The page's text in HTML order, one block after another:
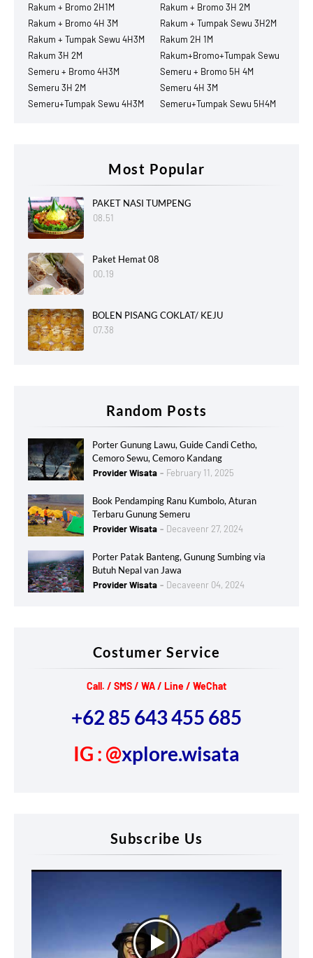
Rakum + Bromo 2H1M
Rakum + Bromo 3H 2M
Rakum + Bromo 4H 3M
Rakum + Tumpak Sewu 3H2M
Rakum + Tumpak Sewu 4H3M
Rakum 2H 1M
Rakum 3H 2M
Rakum+Bromo+Tumpak Sewu
Semeru + Bromo 4H3M
Semeru + Bromo 5H 4M
Semeru 3H 2M
Semeru 4H 3M
Semeru+Tumpak Sewu 4H3M
Semeru+Tumpak Sewu 5H4M
Most Popular
PAKET NASI TUMPENG
08.51
Paket Hemat 08
00.19
BOLEN PISANG COKLAT/ KEJU
07.38
Random Posts
Porter Gunung Lawu, Guide Candi Cetho,
Cemoro Sewu, Cemoro Kandang
Provider Wisata
February 11, 2025
Book Pendamping Ranu Kumbolo, Aturan
Terbaru Gunung Semeru
Provider Wisata
Decaveenr 27, 2024
Porter Patak Banteng, Gunung Sumbing via
Butuh Nepal van Jawa
Provider Wisata
Decaveenr 04, 2024
Costumer Service
Call. / SMS / WA / Line / WeChat
+62 85 643 455 685
IG : @xplore.wisata
Subscribe Us